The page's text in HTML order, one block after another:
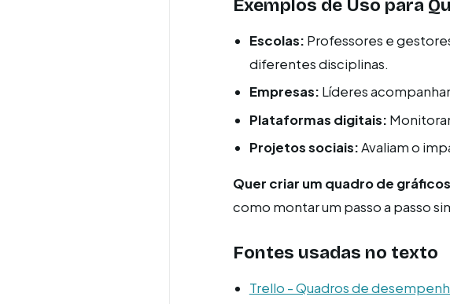
Exemplos de Uso para
Escolas: Professores e
diferentes disciplinas.
Empresas: Líderes
Plataformas digitais:
Projetos sociais:Avaliam o
Quer criar um quadro de
como montar um passo a passo
Fontes usadas no texto
Trello - Quadros de